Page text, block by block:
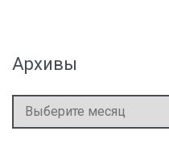
Архивы
Архивы